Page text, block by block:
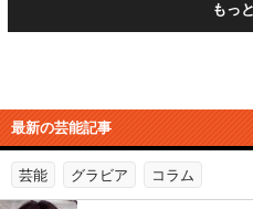
もっ
最新の芸能記事
芸能 グラビア コラム